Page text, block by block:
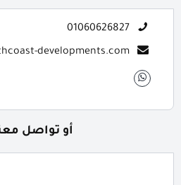
01060626827
developments.com
أو تواصل